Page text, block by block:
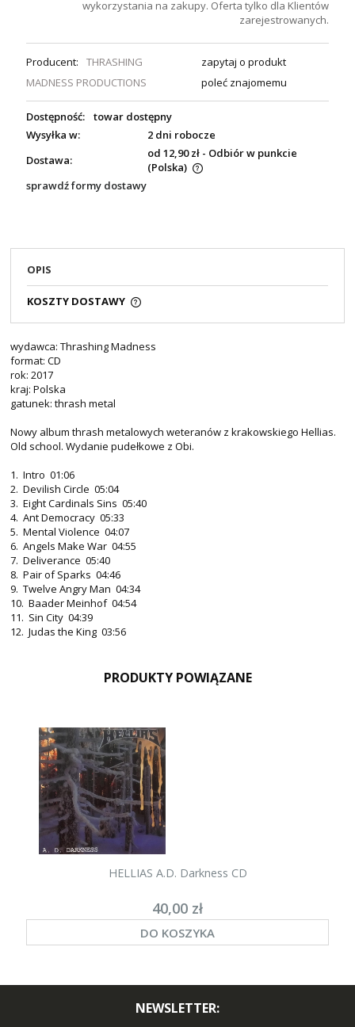
wykorzystania na zakupy. Oferta tylko dla Klientów
zarejestrowanych.
Producent:
THRASHING
MADNESS PRODUCTIONS
zapytaj o produkt
poleć znajomemu
Dostępność:
towar dostępny
Wysyłka w:
2 dni robocze
Dostawa:
od 12,90 zł - Odbiór w punkcie
(Polska)
sprawdź formy dostawy
OPIS
KOSZTY DOSTAWY
wydawca: Thrashing Madness
format: CD
rok: 2017
kraj: Polska
gatunek: thrash metal
Nowy album thrash metalowych weteranów z krakowskiego Hellias.
Old school. Wydanie pudełkowe z Obi.
1. Intro 01:06
2. Devilish Circle 05:04
3. Eight Cardinals Sins 05:40
4. Ant Democracy 05:33
5. Mental Violence 04:07
6. Angels Make War 04:55
7. Deliverance 05:40
8. Pair of Sparks 04:46
9. Twelve Angry Man 04:34
10. Baader Meinhof 04:54
11. Sin City 04:39
12. Judas the King 03:56
PRODUKTY POWIĄZANE
HELLIAS A.D. Darkness CD
40,00 zł
DO KOSZYKA
NEWSLETTER: